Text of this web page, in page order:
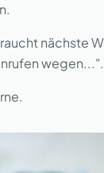
nächste
wegen...".